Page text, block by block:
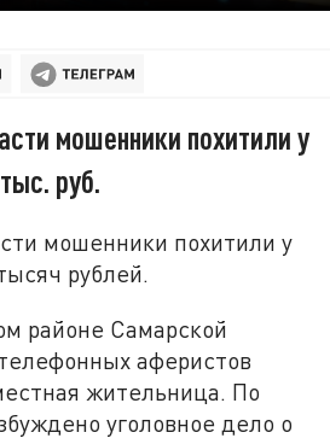
мошенники похитили у
руб.
мошенники похитили у
рублей.
районе Самарской
аферистов
жительница. По
уголовное дело о